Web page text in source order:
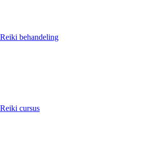
Reiki behandeling
Reiki cursus